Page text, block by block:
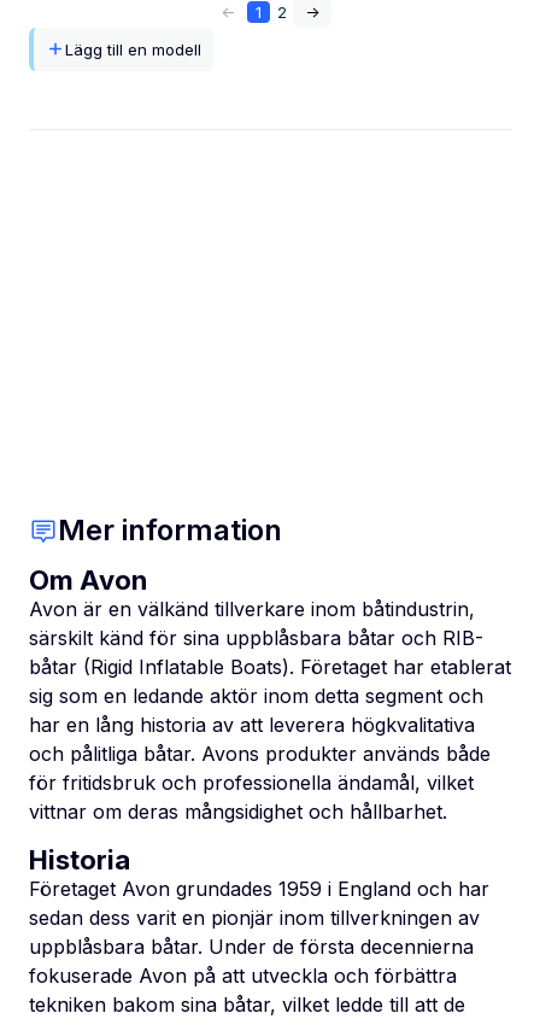
<- 1 2
->
Lägg till en modell
Mer information
Om Avon
Avon är en välkänd tillverkare inom båtindustrin,
särskilt känd för sina uppblåsbara båtar och RIB-
båtar (Rigid Inflatable Boats). Företaget har etablerat
sig som en ledande aktör inom detta segment och
har en lång historia av att leverera högkvalitativa
och pålitliga båtar. Avons produkter används både
för fritidsbruk och professionella ändamål, vilket
vittnar om deras mångsidighet och hållbarhet.
Historia
Företaget Avon grundades 1959 i England och har
sedan dess varit en pionjär inom tillverkningen av
uppblåsbara båtar. Under de första decennierna
fokuserade Avon på att utveckla och förbättra
tekniken bakom sina båtar, vilket ledde till att de